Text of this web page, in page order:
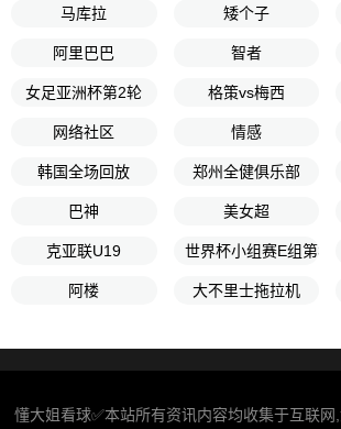
马库拉 矮个子
阿里巴巴 智者
女足亚洲杯第2轮 格策vs梅西
网络社区 情感
韩国全场回放 郑州全健俱乐部
巴神 美女超
克亚联U19 世界杯小组赛E组第3轮
阿楼 大不里士拖拉机
懂大姐看球✅本站所有资讯内容均收集于互联